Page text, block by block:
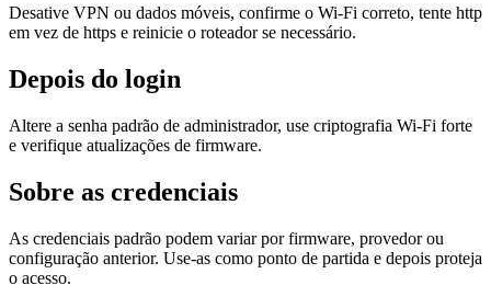
Desative VPN ou dados móveis, confirme o Wi‑Fi correto, tente http
em vez de https e reinicie o roteador se necessário.
Depois do login
Altere a senha padrão de administrador, use criptografia Wi‑Fi forte
e verifique atualizações de firmware.
Sobre as credenciais
As credenciais padrão podem variar por firmware, provedor ou
configuração anterior. Use-as como ponto de partida e depois proteja
o acesso.